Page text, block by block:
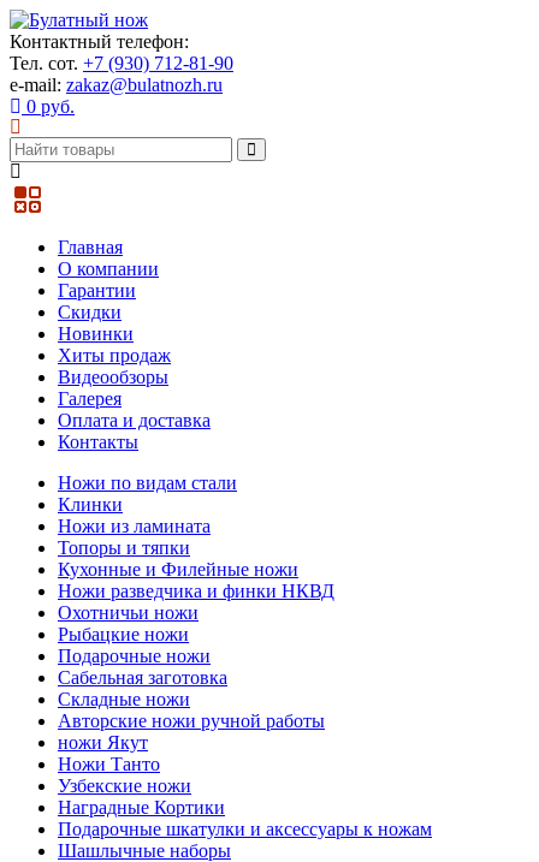
Контактный телефон:
Тел. сот. +7 (930) 712-81-90
e-mail: zakaz@bulatnozh.ru
0 руб.
Главная
О компании
Гарантии
Скидки
Новинки
Хиты продаж
Видеообзоры
Галерея
Оплата и доставка
Контакты
Ножи по видам стали
Клинки
Ножи из ламината
Топоры и тяпки
Кухонные и Филейные ножи
Ножи разведчика и финки НКВД
Охотничьи ножи
Рыбацкие ножи
Подарочные ножи
Сабельная заготовка
Складные ножи
Авторские ножи ручной работы
ножи Якут
Ножи Танто
Узбекские ножи
Наградные Кортики
Подарочные шкатулки и аксессуары к ножам
Шашлычные наборы